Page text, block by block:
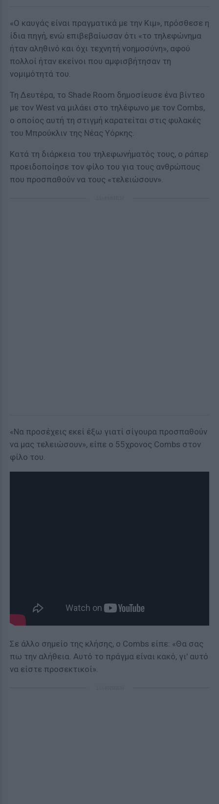
«Ο καυγάς είναι πραγματικά με την Κιμ», πρόσθεσε η
ίδια πηγή, ενώ επιβεβαίωσαν ότι «το τηλεφώνημα
ήταν αληθινό και όχι τεχνητή νοημοσύνη», αφού
πολλοί ήταν εκείνοι που αμφισβήτησαν τη
νομιμότητά του.
Τη Δευτέρα, το Shade Room δημοσίευσε ένα βίντεο
με τον West να μιλάει στο τηλέφωνο με τον Combs,
ο οποίος αυτή τη στιγμή καρατείται στις φυλακές
του Μπρούκλιν της Νέας Υόρκης.
Κατά τη διάρκεια του τηλεφωνήματός τους, ο ράπερ
προειδοποίησε τον φίλο του για τους ανθρώπους
που προσπαθούν να τους «τελειώσουν».
«Να προσέχεις εκεί έξω γιατί σίγουρα προσπαθούν
να μας τελειώσουν», είπε ο 55χρονος Combs στον
φίλο του.
Σε άλλο σημείο της κλήσης, ο Combs είπε: «Θα σας
πω την αλήθεια. Αυτό το πράγμα είναι κακό, γι' αυτό
να είστε προσεκτικοί».